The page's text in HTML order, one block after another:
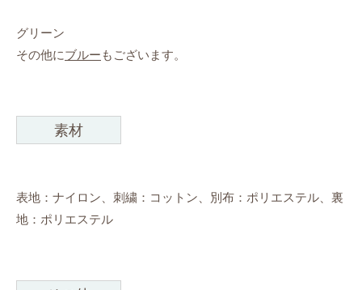
グリーン
その他にブルー もございます。
素材
表地：ナイロン、刺繍：コットン、別布：ポリエステル、裏
地：ポリエステル